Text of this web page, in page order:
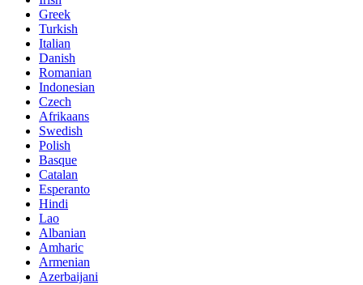
Greek
Turkish
Italian
Danish
Romanian
Indonesian
Czech
Afrikaans
Swedish
Polish
Basque
Catalan
Esperanto
Hindi
Lao
Albanian
Amharic
Armenian
Azerbaijani